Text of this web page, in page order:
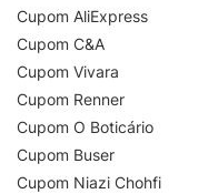
Cupom AliExpress
Cupom C&A
Cupom Vivara
Cupom Renner
Cupom O Boticário
Cupom Buser
Cupom Niazi Chohfi